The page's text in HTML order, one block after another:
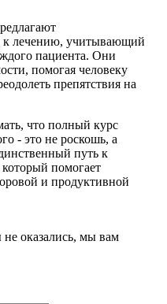
к лечению, учитывающий
пациента. Они
помогая человеку
препятствия на
что полный курс
- это не роскошь, а
путь к
помогает
и продуктивной
оказались, мы вам